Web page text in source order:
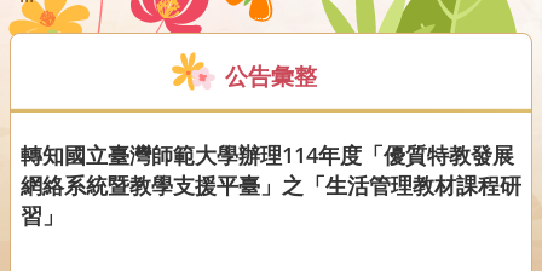
公告彙整
轉知國立臺灣師範大學辦理114年度「優質特教發展
網絡系統暨教學支援平臺」之「生活管理教材課程研
習」